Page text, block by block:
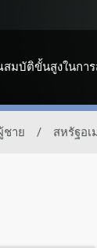
สมบัติขั้นสูงในกา
ชาย / สหรัฐอเ